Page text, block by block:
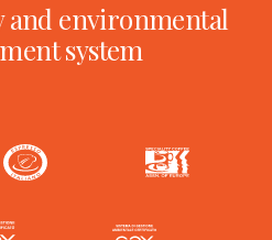
and environmental
system